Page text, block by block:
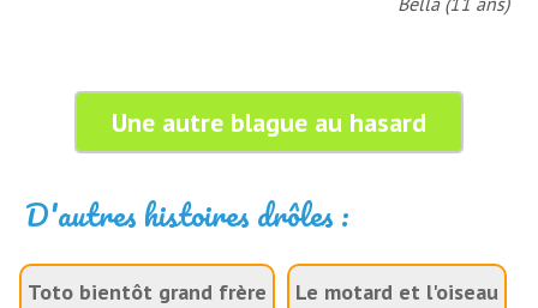
Une autre blague au hasard
D'autres histoires drôles :
Toto bientôt grand frère Le motard et l'oiseau